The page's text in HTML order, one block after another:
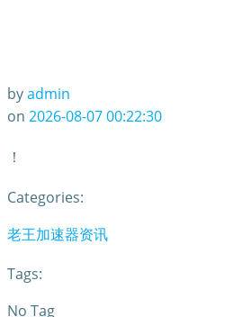
byadmin
on 2026-08-07 00:22:30
！
Categories:
老王加速器资讯
Tags:
No Tag